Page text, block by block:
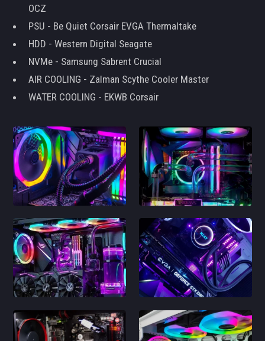
OCZ
PSU - Be Quiet Corsair EVGA Thermaltake
HDD - Western Digital Seagate
NVMe - Samsung Sabrent Crucial
AIR COOLING - Zalman Scythe Cooler Master
WATER COOLING - EKWB Corsair